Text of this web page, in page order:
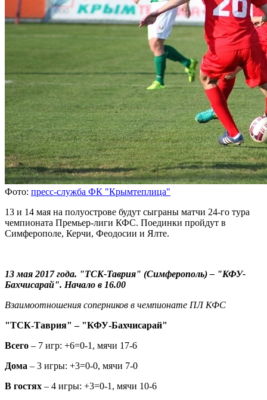
Фото: пресс-служба ФК "Крымтеплица"
13 и 14 мая на полуострове будут сыграны матчи 24-го тура
чемпионата Премьер-лиги КФС. Поединки пройдут в
Симферополе, Керчи, Феодосии и Ялте.
13 мая 2017 года. "ТСК-Таврия" (Симферополь) – "КФУ-
Бахчисарай". Начало в 16.00
Взаимоотношения соперников в чемпионате ПЛ КФС
"ТСК-Таврия" – "КФУ-Бахчисарай"
Всего – 7 игр: +6=0-1, мячи 17-6
Дома – 3 игры: +3=0-0, мячи 7-0
В гостях – 4 игры: +3=0-1, мячи 10-6